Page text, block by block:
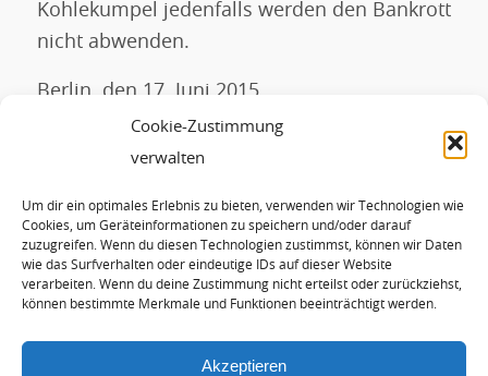
Cookie-Zustimmung
verwalten
Um dir ein optimales Erlebnis zu bieten, verwenden wir Technologien wie
Cookies, um Geräteinformationen zu speichern und/oder darauf
zuzugreifen. Wenn du diesen Technologien zustimmst, können wir Daten
wie das Surfverhalten oder eindeutige IDs auf dieser Website
verarbeiten. Wenn du deine Zustimmung nicht erteilst oder zurückziehst,
können bestimmte Merkmale und Funktionen beeinträchtigt werden.
Akzeptieren
Kohlekumpel jedenfalls werden den Bankrott
nicht abwenden.
Berlin, den 17. Juni 2015
Eintrag teilen